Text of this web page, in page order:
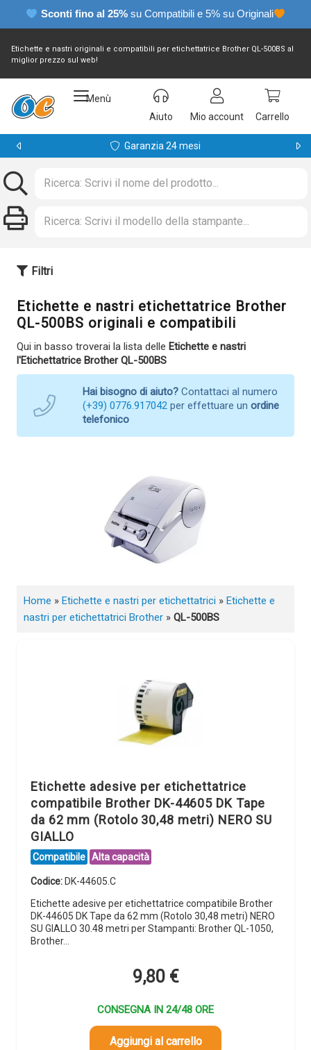
Sconti fino al 25% su Compatibili e 5% su Originali
Etichette e nastri originali e compatibili per etichettatrice Brother QL-500BS al
miglior prezzo sul web!
Menù
Aiuto
Mio account Carrello
Garanzia 24 mesi
Filtri
Etichette e nastri etichettatrice Brother
QL-500BS originali e compatibili
Qui in basso troverai la lista delle Etichette e nastri
l'Etichettatrice Brother QL-500BS
Hai bisogno di aiuto? Contattaci al numero
(+39) 0776.917042 per effettuare un ordine
telefonico
Home » Etichette e nastri per etichettatrici » Etichette e
nastri per etichettatrici Brother » QL-500BS
Etichette adesive per etichettatrice
compatibile Brother DK-44605 DK Tape
da 62 mm (Rotolo 30,48 metri) NERO SU
GIALLO
Compatibile Alta capacità
Codice: DK-44605.C
Etichette adesive per etichettatrice compatibile Brother
DK-44605 DK Tape da 62 mm (Rotolo 30,48 metri) NERO
SU GIALLO 30.48 metri per Stampanti: Brother QL-1050,
Brother…
9,80 €
CONSEGNA IN 24/48 ORE
Aggiungi al carrello